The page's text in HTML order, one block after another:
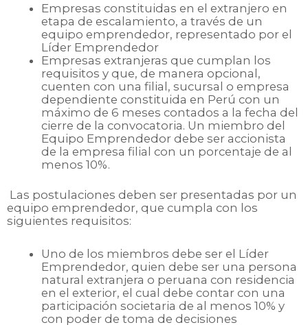
Empresas constituidas en el extranjero en
etapa de escalamiento, a través de un
equipo emprendedor, representado por el
Líder Emprendedor
Empresas extranjeras que cumplan los
requisitos y que, de manera opcional,
cuenten con una filial, sucursal o empresa
dependiente constituida en Perú con un
máximo de 6 mesescontados a la fecha del
cierre de la convocatoria. Un miembro del
Equipo Emprendedor debe ser accionista
de la empresa filial con un porcentaje de al
menos 10%.
Las postulaciones deben ser presentadas por un
equipo emprendedor, que cumpla con los
siguientes requisitos:
Uno de los miembros debe ser el Líder
Emprendedor, quien debe ser una persona
natural extranjera o peruana con residencia
en el exterior, el cual debe contar con una
participación societaria de al menos 10% y
con poder de toma de decisiones